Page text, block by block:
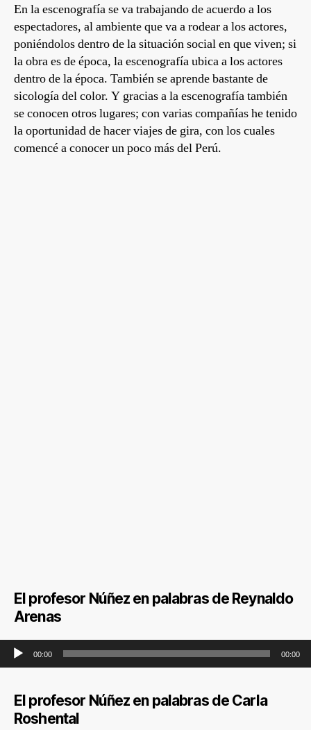
En la escenografía se va trabajando de acuerdo a los
espectadores, al ambiente que va a rodear a los actores,
poniéndolos dentro de la situación social en que viven; si
la obra es de época, la escenografía ubica a los actores
dentro de la época. También se aprende bastante de
sicología del color. Y gracias a la escenografía también
se conocen otros lugares; con varias compañías he tenido
la oportunidad de hacer viajes de gira, con los cuales
comencé a conocer un poco más del Perú.
El profesor Núñez en palabras de Reynaldo
Arenas
Reproductor de audio
00:00 00:00
El profesor Núñez en palabras de Carla
Roshental